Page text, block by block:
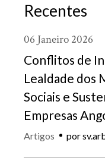
Recentes
06 Janeiro 2026
Conflitos de
Lealdade dos
Sociais e
Empresas
Artigos por